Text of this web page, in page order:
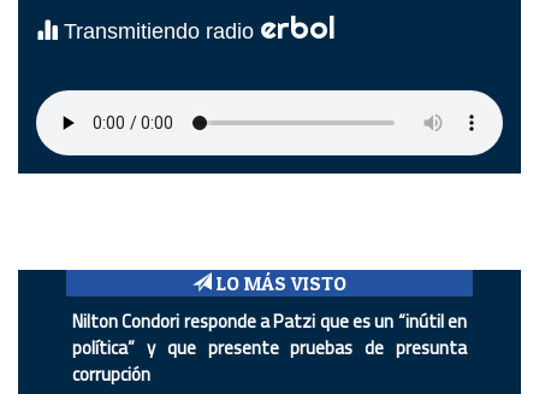
Transmitiendo radio erbol
LO MÁS VISTO
Nilton Condori responde a Patzi que es un “inútil en
política” y que presente pruebas de presunta
corrupción